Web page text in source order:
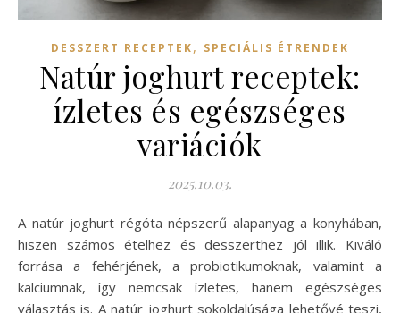
DESSZERT RECEPTEK, SPECIÁLIS ÉTRENDEK
Natúr joghurt receptek:
ízletes és egészséges
variációk
2025.10.03.
A natúr joghurt régóta népszerű alapanyag a konyhában,
hiszen számos ételhez és desszerthez jól illik. Kiváló
forrása a fehérjének, a probiotikumoknak, valamint a
kalciumnak, így nemcsak ízletes, hanem egészséges
választás is. A natúr joghurt sokoldalúsága lehetővé teszi,